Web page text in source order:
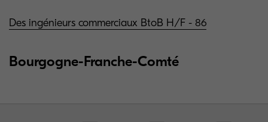
Des ingénieurs commerciaux BtoB H/F - 86
Bourgogne-Franche-Comté